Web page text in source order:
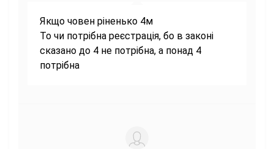
Якщо човен ріненько 4м
То чи потрібна реєстрація, бо в законі
сказано до 4 не потрібна, а понад 4
потрібна